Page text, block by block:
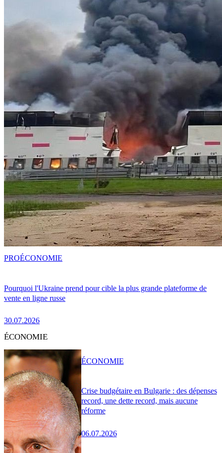
Pourquoi l'Ukraine prend pour cible la plus grande plateforme de
vente en ligne russe
30.07.2026
PROÉCONOMIE
ÉCONOMIE
Crise budgétaire en Bulgarie : des dépenses
record, une dette record, mais aucune
réforme
06.07.2026
ÉCONOMIE